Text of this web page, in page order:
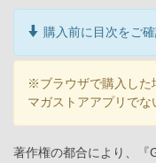
購入前に目次をご
※ブラウザで購入した
マガストアアプリでな
著作権の都合により、『